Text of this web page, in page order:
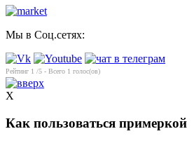
Мы в Соц.сетях:
Рейтинг 1 /5 - Всего 1 голос(ов)
X
Как пользоваться примеркой